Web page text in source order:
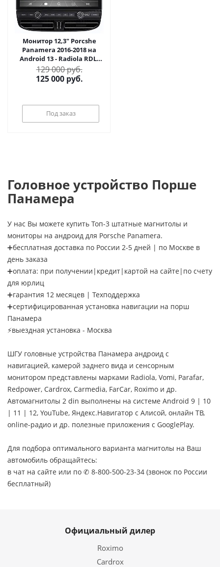
Монитор 12,3" Porcshe
Panamera 2016-2018 на
Android 13 - Radiola RDL-
Panamera 4.0 12.3
129 000 руб.
125 000руб.
Под заказ
Головное устройство Порше
Панамера
У нас Вы можете купить Топ-3 штатные магнитолы и
мониторы на андроид для Porsche Panamera.
➕бесплатная доставка по России 2-5 дней | по Москве в
день заказа
➕оплата: при получении|кредит|картой на сайте|по счету
для юрлиц
➕гарантия 12 месяцев | Техподдержка
➕сертифицированная установка навигации на порш
Панамера
⚡выездная установка - Москва
ШГУ головные устройства Панамера андроид с
навигацией, камерой заднего вида и сенсорным
монитором представлены марками Radiola, Vomi, Parafar,
Redpower, Cardrox, Carmedia, FarCar, Roximo и др.
Автомагнитолы 2 din выполнены на системе Android 9 | 10
| 11 | 12, YouTube, Яндекс.Навигатор с Алисой, онлайн ТВ,
online-радио и др. полезные приложения с GooglePlay.
Для подбора оптимального варианта магнитолы на Ваш
автомобиль обращайтесь:
в чат на сайте или по ✆ 8-800-500-23-34 (звонок по России
бесплатный)
Официальный дилер
Roximo
Cardrox